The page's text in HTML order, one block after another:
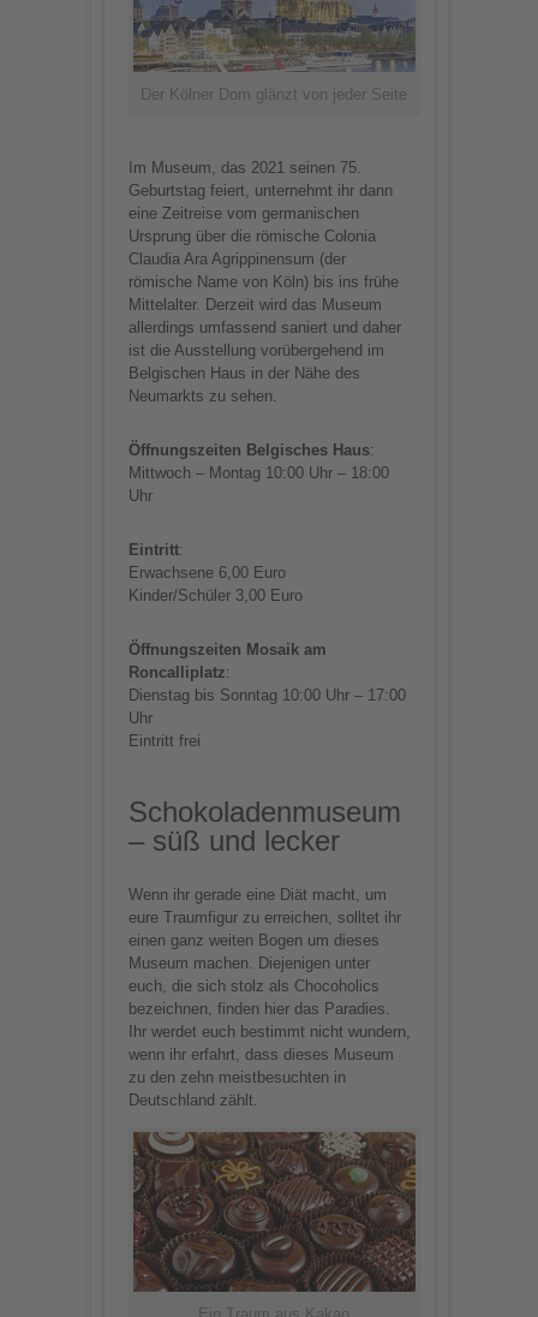
Der Kölner Dom glänzt von jeder Seite
Im Museum, das 2021 seinen 75.
Geburtstag feiert, unternehmt ihr dann
eine Zeitreise vom germanischen
Ursprung über die römische Colonia
Claudia Ara Agrippinensum (der
römische Name von Köln) bis ins frühe
Mittelalter. Derzeit wird das Museum
allerdings umfassend saniert und daher
ist die Ausstellung vorübergehend im
Belgischen Haus in der Nähe des
Neumarkts zu sehen.
Öffnungszeiten Belgisches Haus:
Mittwoch – Montag 10:00 Uhr – 18:00
Uhr
Eintritt:
Erwachsene 6,00 Euro
Kinder/Schüler 3,00 Euro
Öffnungszeiten Mosaik am
Roncalliplatz:
Dienstag bis Sonntag 10:00 Uhr – 17:00
Uhr
Eintritt frei
Schokoladenmuseum
– süß und lecker
Wenn ihr gerade eine Diät macht, um
eure Traumfigur zu erreichen, solltet ihr
einen ganz weiten Bogen um dieses
Museum machen. Diejenigen unter
euch, die sich stolz als Chocoholics
bezeichnen, finden hier das Paradies.
Ihr werdet euch bestimmt nicht wundern,
wenn ihr erfahrt, dass dieses Museum
zu den zehn meistbesuchten in
Deutschland zählt.